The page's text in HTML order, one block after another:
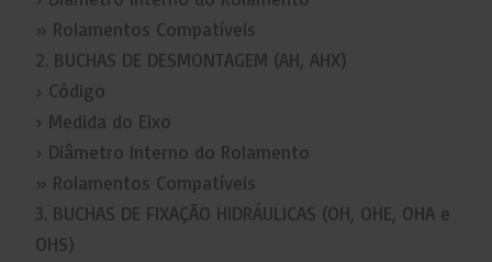
» Rolamentos Compatíveis
2. BUCHAS DE DESMONTAGEM (AH, AHX)
› Código
› Medida do Eixo
› Diâmetro Interno do Rolamento
» Rolamentos Compatíveis
3. BUCHAS DE FIXAÇÃO HIDRÁULICAS (OH, OHE, OHA e
OHS)